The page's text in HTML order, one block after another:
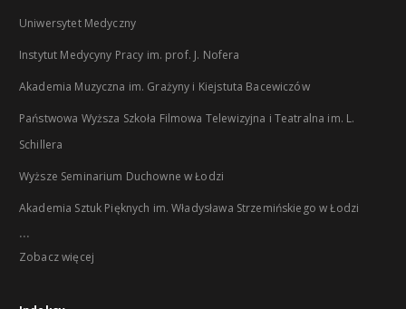
Uniwersytet Medyczny
Instytut Medycyny Pracy im. prof. J. Nofera
Akademia Muzyczna im. Grażyny i Kiejstuta Bacewiczów
Państwowa Wyższa Szkoła Filmowa Telewizyjna i Teatralna im. L.
Schillera
Wyższe Seminarium Duchowne w Łodzi
Akademia Sztuk Pięknych im. Władysława Strzemińskiego w Łodzi
...
Zobacz więcej